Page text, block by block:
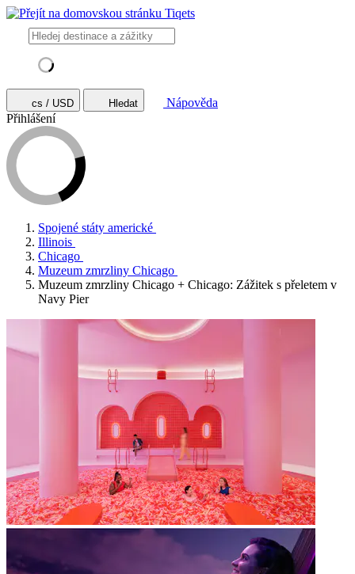
cs / USD Hledat
Nápověda
Přihlášení
Spojené státy americké
Illinois
Chicago
Muzeum zmrzliny Chicago
Muzeum zmrzliny Chicago + Chicago: Zážitek s přeletem v
Navy Pier